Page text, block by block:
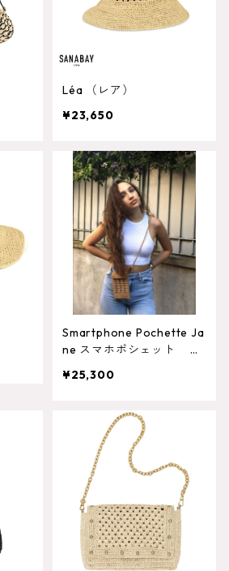
Léa （レア）
¥23,650
Smartphone Pochette Ja
ne スマホポシェット ジ
¥25,300